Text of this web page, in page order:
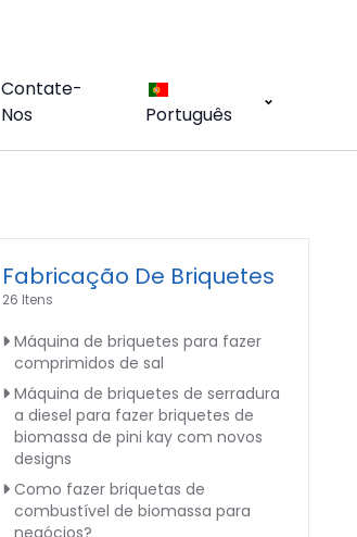
Contate-
Nos
Português
Fabricação De Briquetes
26 Itens
Máquina de briquetes para fazer
comprimidos de sal
Máquina de briquetes de serradura
a diesel para fazer briquetes de
biomassa de pini kay com novos
designs
Como fazer briquetas de
combustível de biomassa para
negócios?